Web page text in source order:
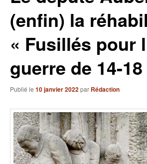
(enfin) la
« Fusillés pour
guerre de 14-
Publié le 10 janvier 2022par Rédaction